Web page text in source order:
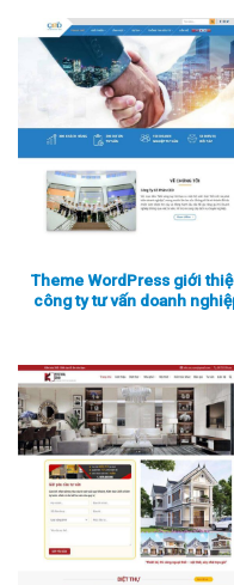
Xem thực tế Xem chi
Xem thực tế Xem chi
Theme WordPress giới
công ty tư vấn doanh